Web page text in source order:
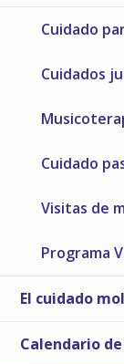
Cuidado
Cuidados
Cuidado
Visitas de
Programa
El cuidado
Calendario